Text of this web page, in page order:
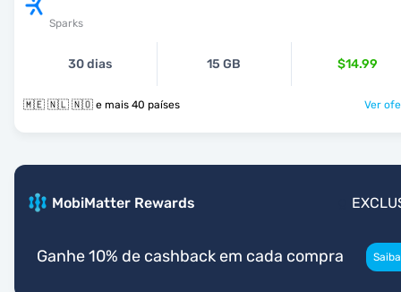
Sparks
30 dias 15 GB $14.99
🇲🇪 🇳🇱 🇳🇴 e mais 40 países Ver
MobiMatter Rewards
Ganhe 10% de cashback em cada compra